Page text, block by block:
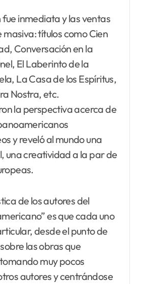
inmediata y las ventas
masiva: títulos como Cien
Conversación en la
El Laberinto de la
La Casa de los Espíritus,
Nostra, etc.
la perspectiva acerca de
y reveló al mundo una
una creatividad a la par de
de los autores del
es que cada uno
desde el punto de
las obras que
muy pocos
autores y centrándose